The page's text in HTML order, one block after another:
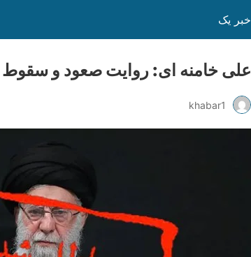
خبر یک
علی خامنه ای: روایت صعود و سقوط
khabar1